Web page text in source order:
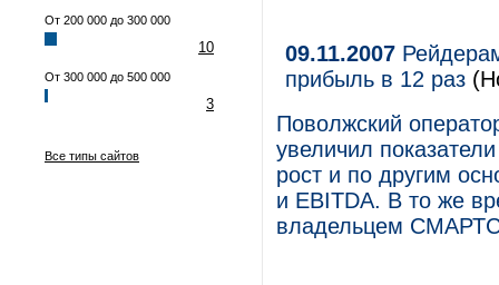
От 200 000 до 300 000
10
От 300 000 до 500 000
3
Все типы сайтов
09.11.2007
прибыль в 12 раз
Поволжский
увеличил
рост и по другим
и EBITDA. В то же
владельцем